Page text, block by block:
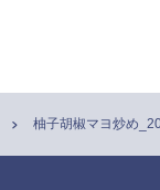
柚子胡椒マヨ炒め